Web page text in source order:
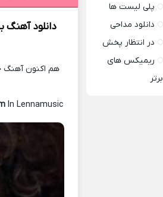
دانلود آهنگ
هم اکنون آهنگ
In Lennamusic
پلی لیست ها
دانلود مداحی
در انتظار پخش
ریمیکس های
برتر